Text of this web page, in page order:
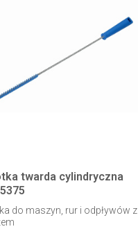
twarda cylindryczna
do maszyn, rur i odpływów z